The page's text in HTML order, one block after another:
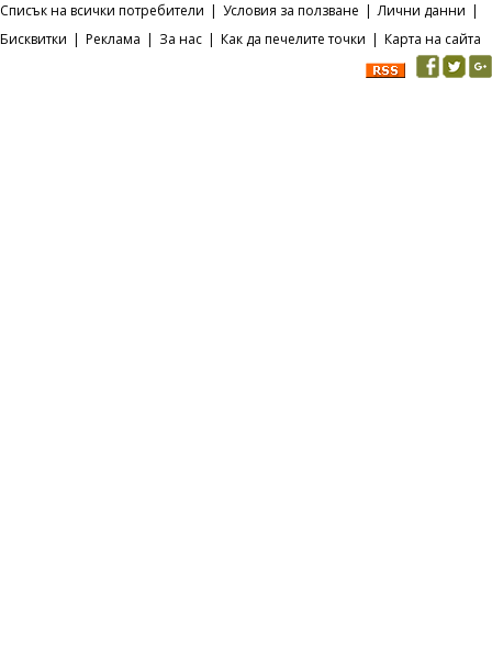
Списък на всички потребители | Условия за ползване | Лични данни |
Бисквитки | Реклама | За нас | Как да печелите точки | Карта на сайта